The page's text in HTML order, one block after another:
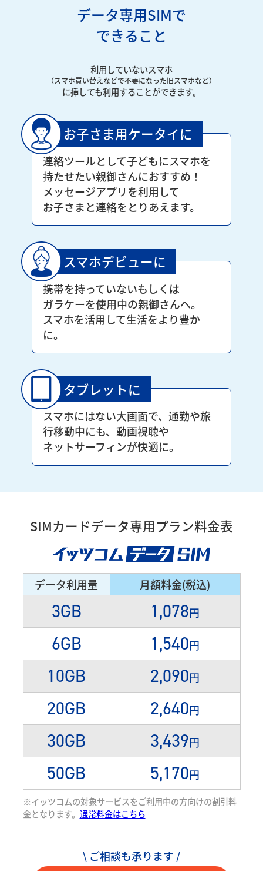
データ専用SIMで
できること
利用していないスマホ
（スマホ買い替えなどで不要になった旧スマホなど）
に挿しても利用することができます。
お子さま用ケータイに
連絡ツールとして子どもにスマホを
持たせたい親御さんにおすすめ！
メッセージアプリを利用して
お子さまと連絡をとりあえます。
スマホデビューに
携帯を持っていないもしくは
ガラケーを使用中の親御さんへ。
スマホを活用して生活をより豊か
に。
タブレットに
スマホにはない大画面で、通勤や旅
行移動中にも、動画視聴や
ネットサーフィンが快適に。
SIMカードデータ専用プラン料金表
データ利用量 月額料金(税込)
3GB 1,078円
6GB 1,540円
10GB 2,090円
20GB 2,640円
30GB 3,439円
50GB 5,170円
※イッツコムの対象サービスをご利用中の方向けの割引料
金となります。 通常料金はこちら
\ ご相談も承ります /